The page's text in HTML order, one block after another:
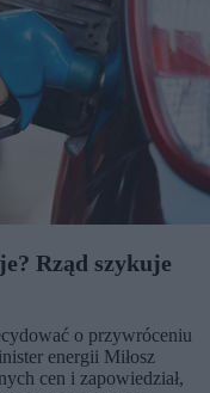
Rząd szykuje
o przywróceniu
energii Miłosz
cen i zapowiedział,